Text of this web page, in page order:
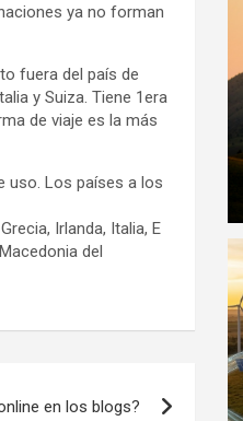
ya no forman
fuera del país de
y Suiza. Tiene 1era
de viaje es la más
uso. Los países a los
Irlanda, Italia, E
del
en los blogs?